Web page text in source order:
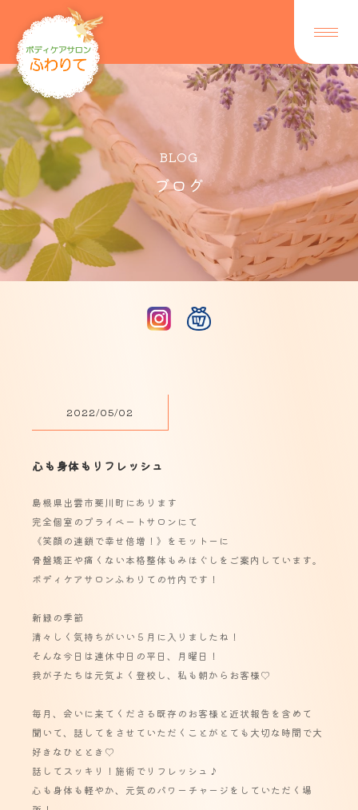
BLOG
ブログ
2022/05/02
心も身体もリフレッシュ
島根県出雲市斐川町にあります
完全個室のプライベートサロンにて
《笑顔の連鎖で幸せ倍増！》をモットーに
骨盤矯正や痛くない本格整体もみほぐしをご案内しています。
ボディケアサロンふわりての竹内です！
新緑の季節
清々しく気持ちがいい５月に入りましたね！
そんな今日は連休中日の平日、月曜日！
我が子たちは元気よく登校し、私も朝からお客様♡
毎月、会いに来てくださる既存のお客様と近状報告を含めて
聞いて、話してをさせていただくことがとても大切な時間で大
好きなひととき♡
話してスッキリ！施術でリフレッシュ♪
心も身体も軽やか、元気のパワーチャージをしていただく場